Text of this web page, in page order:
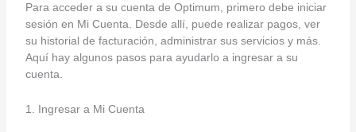
Para acceder a su cuenta de Optimum, primero debe iniciar
sesión en Mi Cuenta. Desde allí, puede realizar pagos, ver
su historial de facturación, administrar sus servicios y más.
Aquí hay algunos pasos para ayudarlo a ingresar a su
cuenta.
1. Ingresar a Mi Cuenta